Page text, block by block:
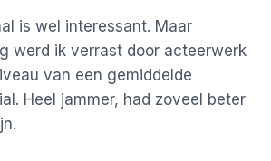
is wel interessant. Maar
werd ik verrast door acteerwerk
van een gemiddelde
Heel jammer, had zoveel beter